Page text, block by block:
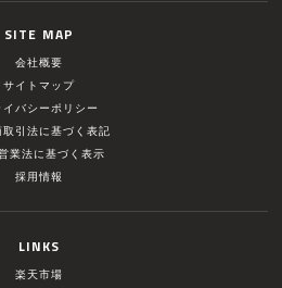
SITE MAP
会社概要
サイトマップ
イバシーポリシー
取引法に基づく表記
業法に基づく表示
採用情報
LINKS
楽天市場